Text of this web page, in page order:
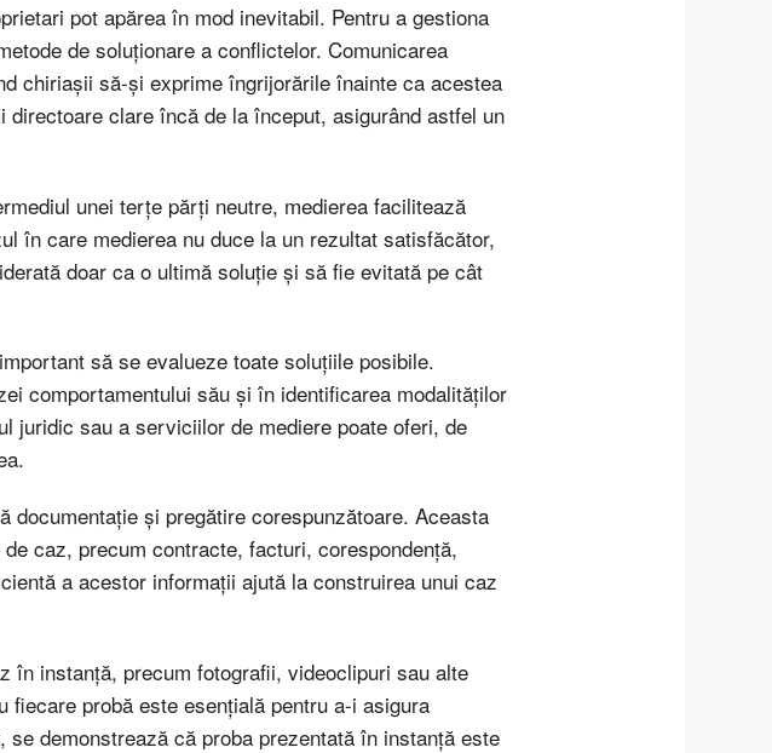
pot apărea în mod inevitabil. Pentru a gestiona
de soluționare a conflictelor. Comunicarea
chiriașii să-și exprime îngrijorările înainte ca acestea
clare încă de la început, asigurând astfel un
unei terțe părți neutre, medierea facilitează
în care medierea nu duce la un rezultat satisfăcător,
doar ca o ultimă soluție și să fie evitată pe cât
să se evalueze toate soluțiile posibile.
comportamentului său și în identificarea modalităților
juridic sau a serviciilor de mediere poate oferi, de
documentație și pregătire corespunzătoare. Aceasta
caz, precum contracte, facturi, corespondență,
a acestor informații ajută la construirea unui caz
în instanță, precum fotografii, videoclipuri sau alte
fiecare probă este esențială pentru a-i asigura
se demonstrează că proba prezentată în instanță este